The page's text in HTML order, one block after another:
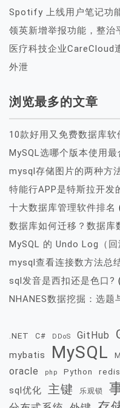
Spotify 上线用户笔记功
领英新增举报功能，整治
医疗科技企业CareCloud
外泄
浏览最多的文章
10款好用又免费数据库软
MySQL选哪个版本使用最
mysql存储图片的两种方
特能行APP是特斯拉开发
十大数据库管理软件排名
数据库如何迁移？数据库
MySQL 的 Undo Log（
mysql查看连接数方法总
sql发音是西扣还是色口?
NHANES数据挖掘：选题
.NET C# DDoS GitHub
mybatis MySQL
oracle php Python redis
sql优化 主键 乐观锁